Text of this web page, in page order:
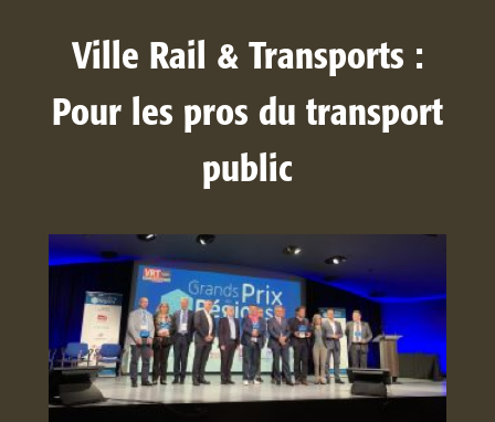
Ville Rail & Transports :
Pour les pros du transport
public